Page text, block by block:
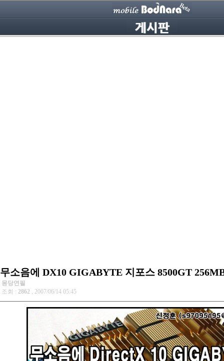
무소음에 DX10 GIGABYTE 지포스 8500GT
몽당연필
조회 : 2862 , 2007/06/14 05:45